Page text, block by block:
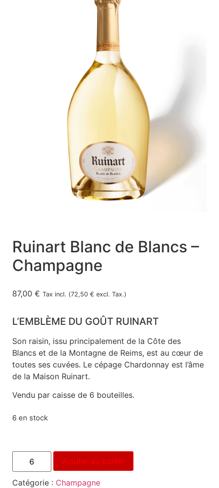
Ruinart Blanc de Blancs –
Champagne
87,00 € Tax incl. (72,50 € excl. Tax.)
L’EMBLÈME DU GOÛT RUINART
Son raisin, issu principalement de la Côte des
Blancs et de la Montagne de Reims, est au cœur de
toutes ses cuvées. Le cépage Chardonnay est l’âme
de la Maison Ruinart.
Vendu par caisse de 6 bouteilles.
6 en stock
Ajouter au panier
Catégorie : Champagne